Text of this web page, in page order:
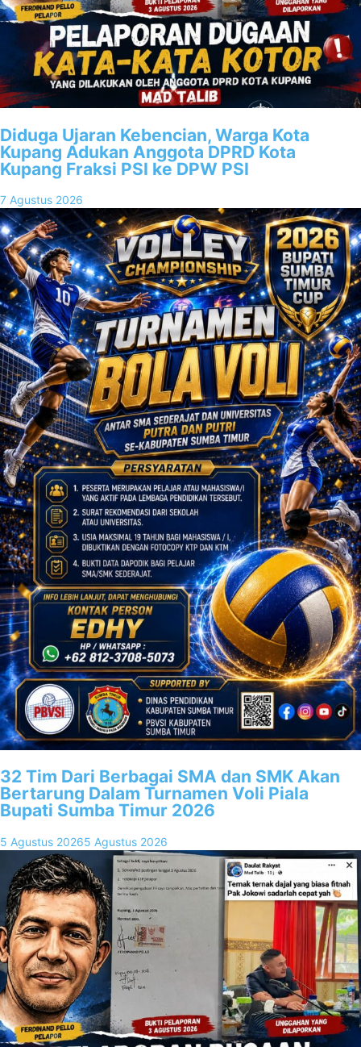
Diduga Ujaran Kebencian, Warga Kota
Kupang Adukan Anggota DPRD Kota
Kupang Fraksi PSI ke DPW PSI
7 Agustus 2026
32 Tim Dari Berbagai SMA dan SMK Akan
Bertarung Dalam Turnamen Voli Piala
Bupati Sumba Timur 2026
5 Agustus 20265 Agustus 2026